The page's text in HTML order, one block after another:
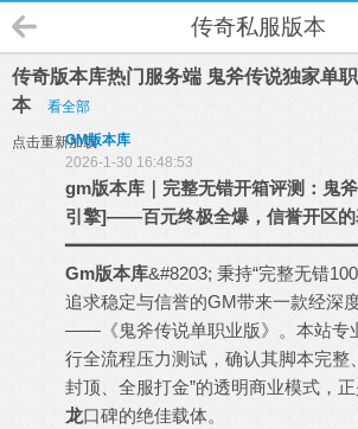
传奇私服版本
传奇版本库热门服务端 鬼斧传说独家单
本
看全部
点击重新加载GM版本库
2026-1-30 16:48:53
gm版本库 ｜完整无错开箱评测：鬼
引擎]——百元终极全爆，信誉开区的
Gm版本库&#8203; 秉持“完整无错
追求稳定与信誉的GM带来一款经深
——《鬼斧传说单职业版》。本站专
行全流程压力测试，确认其脚本完整
封顶、全服打金”的透明商业模式，
龙口碑的绝佳载体。